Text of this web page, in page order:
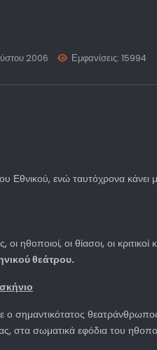
2006 Εμφανίσεις: 15994
ενώ ταυτόχρονα κάνει
οι θίασοι, οι
θεάτρου.
ο σημαντικότατος
στα σωματικά εφόδια του